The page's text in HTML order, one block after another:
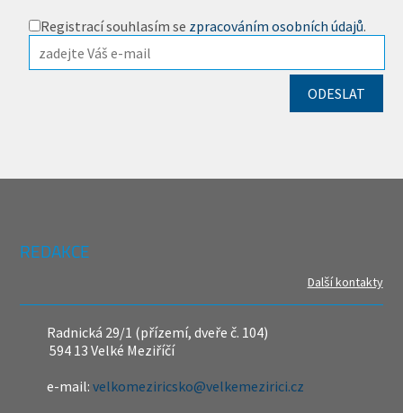
Registrací souhlasím se zpracováním osobních údajů.
REDAKCE
Další kontakty
Radnická 29/1 (přízemí, dveře č. 104)
594 13 Velké Meziříčí
e-mail:velkomeziricsko@velkemezirici.cz